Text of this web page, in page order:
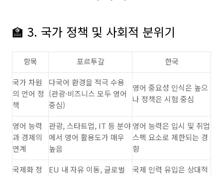
🏫 3. 국가 정책 및 사회적 분위기
항목 포르투갈
한국
국가 차원
의 언어 정
책
다국어 환경을 적극 수용
(관광·비즈니스 모두 영어
중심)
영어 중요성 인식은 높으
나 정책은 시험 중심
영어 능력
과 경제의
연계
관광, 스타트업, IT 등 분야
에서 영어 활용도가 매우
높음
영어 능력은 입시 및 취업
스펙 요소로 제한되는 경
향
국제화 정
EU 내 자유 이동, 글로벌
국제 인력 유입은 상대적